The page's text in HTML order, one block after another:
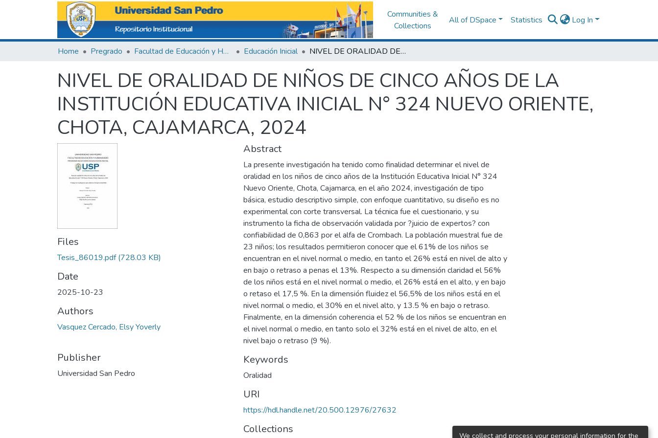
Communities &
Collections
All of DSpace Statistics Log In
Home Pregrado Facultad de Educación y Humanidades Educación Inicial NIVEL DE ORALIDAD DE NIÑOS DE CINCO AÑOS DE LA INSTITUCIÓN EDUCATIVA INICIAL N° 324 NUEVO ORIENTE, CHOTA, CAJAMARCA, 2024
NIVEL DE ORALIDAD DE NIÑOS DE CINCO AÑOS DE LA
INSTITUCIÓN EDUCATIVA INICIAL N° 324 NUEVO ORIENTE,
CHOTA, CAJAMARCA, 2024
Files
Tesis_86019.pdf(728.03 KB)
Date
2025-10-23
Authors
Vasquez Cercado, Elsy Yoverly
Publisher
Universidad San Pedro
Abstract
La presente investigación ha tenido como finalidad determinar el nivel de
oralidad en los niños de cinco años de la Institución Educativa Inicial N° 324
Nuevo Oriente, Chota, Cajamarca, en el año 2024, investigación de tipo
básica, estudio descriptivo simple, con enfoque cuantitativo, su diseño es no
experimental con corte transversal. La técnica fue el cuestionario, y su
instrumento la ficha de observación validada por ?juicio de expertos? con
confiabilidad de 0,863 por el alfa de Crombach. La población muestral fue de
23 niños; los resultados permitieron conocer que el 61% de los niños se
encuentran en el nivel normal o medio, en tanto el 26% está en nivel de alto y
en bajo o retraso a penas el 13%. Respecto a su dimensión claridad el 56%
de los niños está en el nivel normal o medio, el 26% está en el alto, y en bajo
o retaso el 17,5 %. En la dimensión fluidez el 56,5% de los niños está en el
nivel normal o medio, el 30% en el nivel alto, y 13.5 % en bajo o retraso.
Finalmente, en la dimensión coherencia el 52 % de los niños se encuentran en
el nivel normal o medio, en tanto solo el 32% está en el nivel de alto, en el
nivel bajo o retraso (9 %).
Keywords
Oralidad
URI
https://hdl.handle.net/20.500.12976/27632
Collections
We collect and process your personal information for the